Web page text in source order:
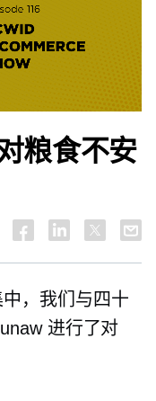
粮食不安
，我们与四十
进行了对